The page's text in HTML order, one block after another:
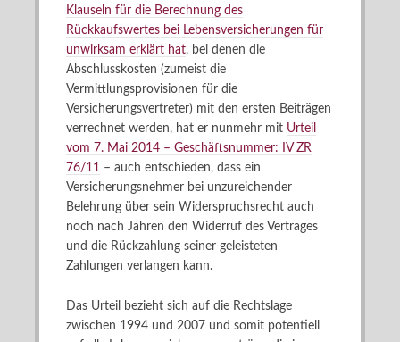
Klauseln für die Berechnung des
Rückkaufswertes bei Lebensversicherungen für
unwirksam erklärt hat, bei denen die
Abschlusskosten (zumeist die
Vermittlungsprovisionen für die
Versicherungsvertreter) mit den ersten Beiträgen
verrechnet werden, hat er nunmehr mit Urteil
vom 7. Mai 2014 – Geschäftsnummer: IV ZR
76/11 – auch entschieden, dass ein
Versicherungsnehmer bei unzureichender
Belehrung über sein Widerspruchsrecht auch
noch nach Jahren den Widerruf des Vertrages
und die Rückzahlung seiner geleisteten
Zahlungen verlangen kann.
Das Urteil bezieht sich auf die Rechtslage
zwischen 1994 und 2007 und somit potentiell